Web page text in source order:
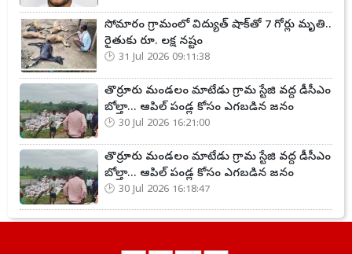
సోమారం గ్రామంలో విద్యుత్ షాక్‌తో 7 గోర్లు మృతి..
రైతుకు రూ. లక్ష నష్టం
31 Jul 2026 09:11:38
తొర్రూరు మండలం మాటేడు గ్రామ స్టేజి వద్ద డీసీఎం
బోల్తా... ఆపిల్ పండ్ల కోసం ఎగబడిన జనం
30 Jul 2026 16:21:00
తొర్రూరు మండలం మాటేడు గ్రామ స్టేజి వద్ద డీసీఎం
బోల్తా... ఆపిల్ పండ్ల కోసం ఎగబడిన జనం
30 Jul 2026 16:18:47